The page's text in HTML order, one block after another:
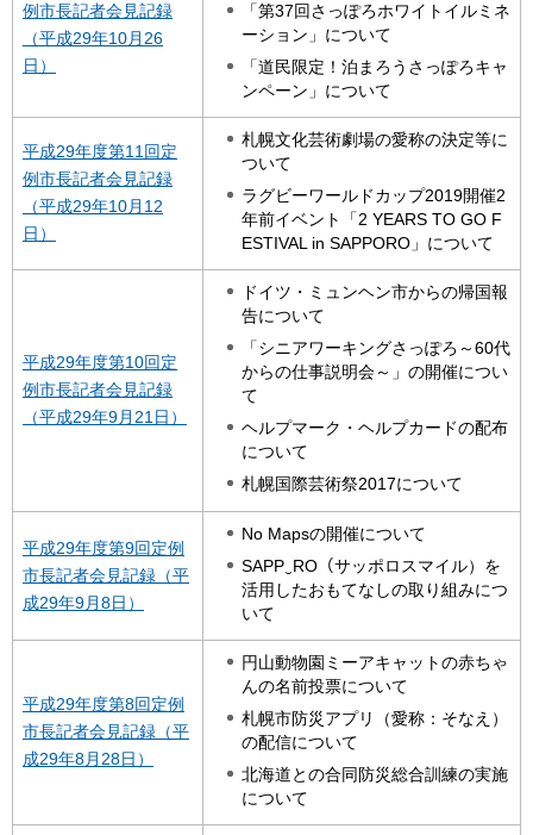
例市長記者会見記録
（平成29年10月26
日）
「第37回さっぽろホワイトイルミネ
ーション」について
「道民限定！泊まろうさっぽろキャ
ンペーン」について
平成29年度第11回定
例市長記者会見記録
（平成29年10月12
日）
札幌文化芸術劇場の愛称の決定等に
ついて
ラグビーワールドカップ2019開催2
年前イベント「2 YEARS TO GO F
ESTIVAL in SAPPORO」について
平成29年度第10回定
例市長記者会見記録
（平成29年9月21日）
ドイツ・ミュンヘン市からの帰国報
告について
「シニアワーキングさっぽろ～60代
からの仕事説明会～」の開催につい
て
ヘルプマーク・ヘルプカードの配布
について
札幌国際芸術祭2017について
平成29年度第9回定例
市長記者会見記録（平
成29年9月8日）
No Mapsの開催について
SAPP‿RO（サッポロスマイル）を
活用したおもてなしの取り組みにつ
いて
平成29年度第8回定例
市長記者会見記録（平
成29年8月28日）
円山動物園ミーアキャットの赤ちゃ
んの名前投票について
札幌市防災アプリ（愛称：そなえ）
の配信について
北海道との合同防災総合訓練の実施
について